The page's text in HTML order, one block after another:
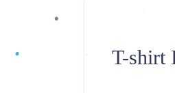
T-shirt